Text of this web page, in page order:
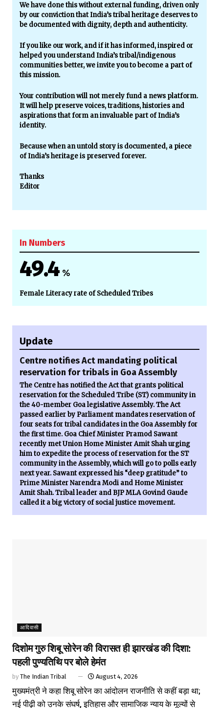
We have done this without external funding, driven only
by our conviction that India’s tribal heritage deserves to
be documented with dignity, depth and authenticity.
If you like our work, and if it has informed, inspired or
helped you understand India’s tribal/indigenous
communities better, we invite you to become a part of
this mission.
Your contribution will not merely fund a news platform.
It will help preserve voices, traditions, histories and
aspirations that form an invaluable part of India’s
identity.
Because when an untold story is documented, a piece
of India’s heritage is preserved forever.
Thanks
Editor
In Numbers
49.4 %
Female Literacy rate of Scheduled Tribes
Update
Centre notifies Act mandating political
reservation for tribals in Goa Assembly
The Centre has notified the Act that grants political
reservation for the Scheduled Tribe (ST) community in
the 40-member Goa legislative Assembly. The Act
passed earlier by Parliament mandates reservation of
four seats for tribal candidates in the Goa Assembly for
the first time. Goa Chief Minister Pramod Sawant
recently met Union Home Minister Amit Shah urging
him to expedite the process of reservation for the ST
community in the Assembly, which will go to polls early
next year. Sawant expressed his “deep gratitude” to
Prime Minister Narendra Modi and Home Minister
Amit Shah. Tribal leader and BJP MLA Govind Gaude
called it a big victory of social justice movement.
आदिवासी
दिशोम गुरु शिबू सोरेन की विरासत ही झारखंड की दिशा:
पहली पुण्यतिथि पर बोले हेमंत
by The Indian Tribal August 4, 2026
मुख्यमंत्री ने कहा शिबू सोरेन का आंदोलन राजनीति से कहीं बड़ा था;
नई पीढ़ी को उनके संघर्ष, इतिहास और सामाजिक न्याय के मूल्यों से